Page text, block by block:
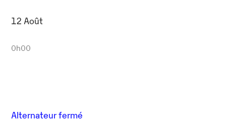
12 Août
0h00
Alternateur fermé